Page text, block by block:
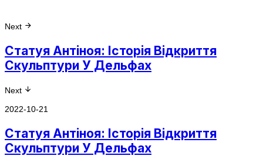
Next
Статуя Антіноя: Історія Відкриття
Скульптури У Дельфах
Next
2022-10-21
Статуя Антіноя: Історія Відкриття
Скульптури У Дельфах